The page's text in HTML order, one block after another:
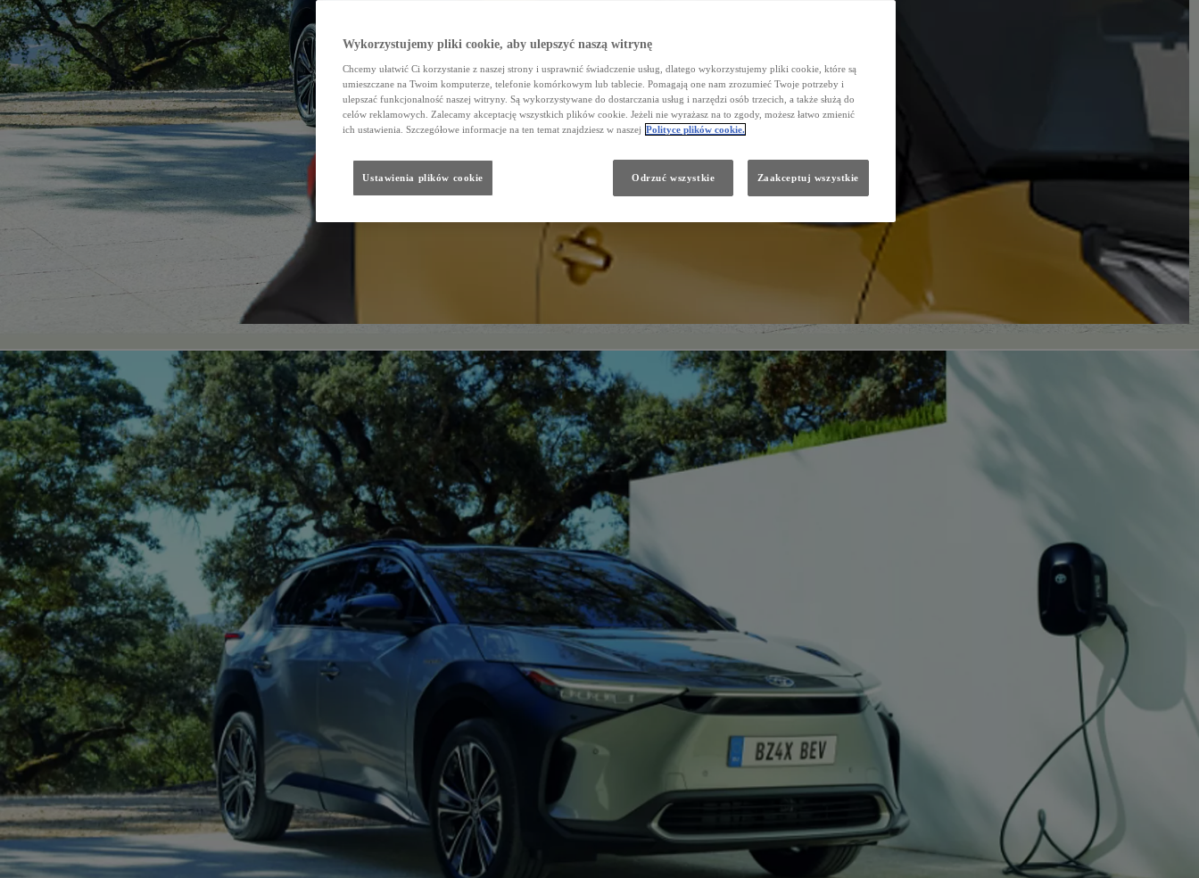
Wykorzystujemy pliki cookie, aby ulepszyć naszą witrynę
Chcemy ułatwić Ci korzystanie z naszej strony i usprawnić świadczenie usług, dlatego wykorzystujemy pliki cookie, które są
umieszczane na Twoim komputerze, telefonie komórkowym lub tablecie. Pomagają one nam zrozumieć Twoje potrzeby i
ulepszać funkcjonalność naszej witryny. Są wykorzystywane do dostarczania usług i narzędzi osób trzecich, a także służą do
celów reklamowych. Zalecamy akceptację wszystkich plików cookie. Jeżeli nie wyrażasz na to zgody, możesz łatwo zmienić
ich ustawienia. Szczegółowe informacje na ten temat znajdziesz w naszej Polityce plików cookie.
Odrzuć wszystkie Zaakceptuj wszystkie
Ustawienia plików cookie